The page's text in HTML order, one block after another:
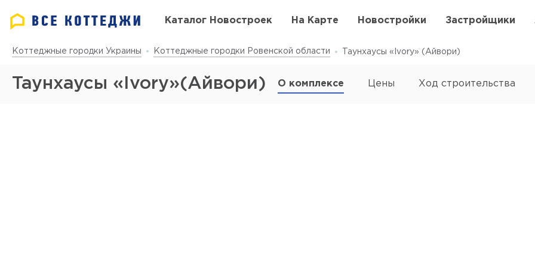
Каталог Новостроек На Карте Новостройки Застройщики
Коттеджные городки Украины Коттеджные городки Ровенской области Таунхаусы «Ivory» (Айвори)
Таунхаусы «Ivory»(Айвори) О комплексе Цены Ход строительства